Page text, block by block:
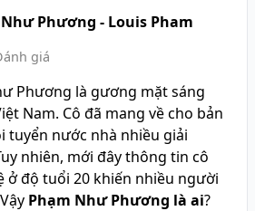
Phương - Louis Pham
giá
Phương là gương mặt sáng
Nam. Cô đã mang về cho bản
tuyển nước nhà nhiều giải
nhiên, mới đây thông tin cô
ở độ tuổi 20 khiến nhiều người
Phạm Như Phương là ai?